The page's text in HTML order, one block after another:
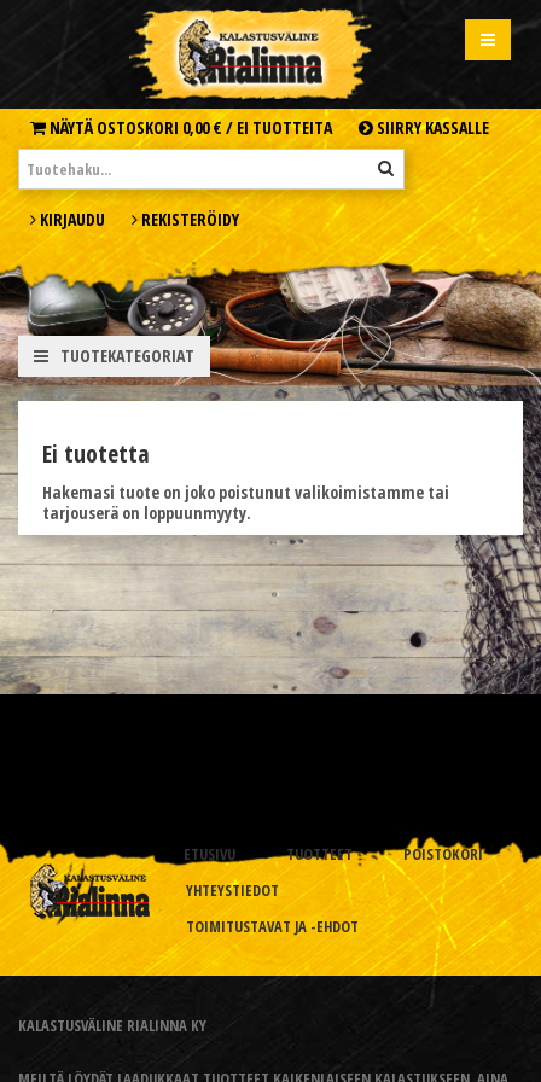
NÄYTÄ OSTOSKORI 0,00 € / EI TUOTTEITA SIIRRY KASSALLE
KIRJAUDU REKISTERÖIDY
TUOTEKATEGORIAT
Ei tuotetta
Hakemasi tuote on joko poistunut valikoimistamme tai
tarjouserä on loppuunmyyty.
ETUSIVU TUOTTEET
POISTOKORI
YHTEYSTIEDOT
TOIMITUSTAVAT JA -EHDOT
KALASTUSVÄLINE RIALINNA KY